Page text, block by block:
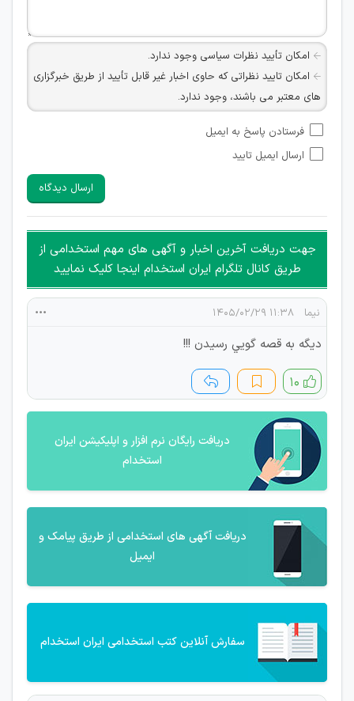
امکان تأیید نظرات سیاسی وجود ندارد.
امکان تایید نظراتی که حاوی اخبار غیر قابل تأیید از طریق خبرگزاری
های معتبر می باشند، وجود ندارد.
شبکه های مجازی ارتباطی می باشند وجود ندارد.
امکان تأیید نظرات کاربرانی که به هر طریقی قصد مأیوس کردن
هرگونه تحریک، تحقیر و کنایه به سایر افراد (مسئول و غیر مسئول)
غیر مجاز می باشد.
امکان هماهنگی برای هرگونه ملاقات حضوری چه به صورت دسته
جمعی و چه فردی توسط کاربران سایت وجود ندارد.
فرستادن پاسخ به ایمیل
ارسال ایمیل تایید
ارسال دیدگاه
جهت دریافت آخرین اخبار و آگهی های مهم استخدامی از
طریق کانال تلگرام ایران استخدام اینجا کلیک نمایید
نيما ۱۱:۳۸ ۱۴۰۵/۰۲/۲۹
ديگه به قصه گويي رسيدن !!!
۱۰
دریافت رایگان نرم افزار و اپلیکیشن ایران
استخدام
دریافت آگهی های استخدامی از طریق پیامک و
ایمیل
سفارش آنلاین کتب استخدامی ایران استخدام